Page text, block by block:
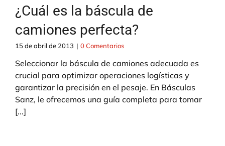
¿Cuál es la báscula de
camiones perfecta?
15 de abril de 2013 | 0 Comentarios
Seleccionar la báscula de camiones adecuada es
crucial para optimizar operaciones logísticas y
garantizar la precisión en el pesaje. En Básculas
Sanz, le ofrecemos una guía completa para tomar
[...]